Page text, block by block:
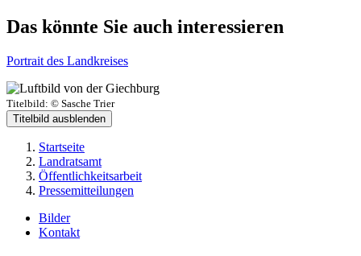
Das könnte Sie auch interessieren
Portrait des Landkreises
Titelbild: © Sasche Trier
Titelbild ausblenden
Startseite
Landratsamt
Öffentlichkeitsarbeit
Pressemitteilungen
Bilder
Kontakt